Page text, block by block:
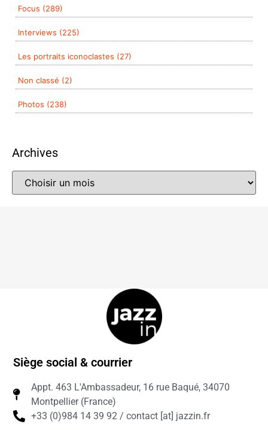
Focus (289)
Interviews (225)
Les portraits iconoclastes (27)
Non classé (2)
Photos (238)
Archives
Siège social & courrier
Appt. 463 L'Ambassadeur, 16 rue Baqué, 34070
Montpellier (France)
+33 (0)984 14 39 92 / contact [at] jazzin.fr